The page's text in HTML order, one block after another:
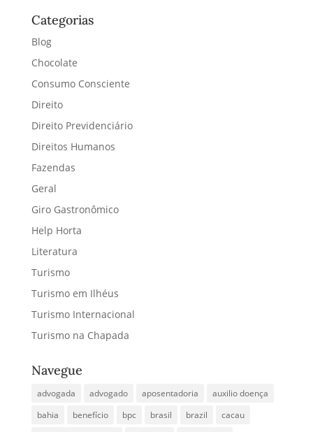
Categorias
Blog
Chocolate
Consumo Consciente
Direito
Direito Previdenciário
Direitos Humanos
Fazendas
Geral
Giro Gastronômico
Help Horta
Literatura
Turismo
Turismo em Ilhéus
Turismo Internacional
Turismo na Chapada
Navegue
advogada advogado aposentadoria
auxilio doença
bahia
benefício bpc brasil brazil
cacau